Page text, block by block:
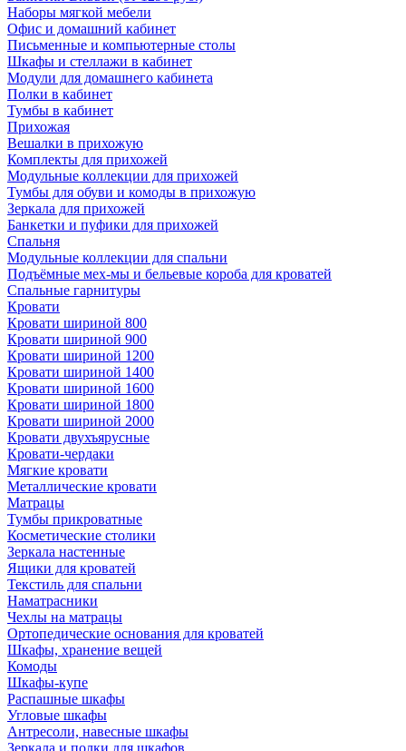
Наборы мягкой мебели
Офис и домашний кабинет
Письменные и компьютерные столы
Шкафы и стеллажи в кабинет
Модули для домашнего кабинета
Полки в кабинет
Тумбы в кабинет
Прихожая
Вешалки в прихожую
Комплекты для прихожей
Модульные коллекции для прихожей
Тумбы для обуви и комоды в прихожую
Зеркала для прихожей
Банкетки и пуфики для прихожей
Спальня
Модульные коллекции для спальни
Подъёмные мех-мы и бельевые короба для кроватей
Спальные гарнитуры
Кровати
Кровати шириной 800
Кровати шириной 900
Кровати шириной 1200
Кровати шириной 1400
Кровати шириной 1600
Кровати шириной 1800
Кровати шириной 2000
Кровати двухъярусные
Кровати-чердаки
Мягкие кровати
Металлические кровати
Матрацы
Тумбы прикроватные
Косметические столики
Зеркала настенные
Ящики для кроватей
Текстиль для спальни
Наматрасники
Чехлы на матрацы
Ортопедические основания для кроватей
Шкафы, хранение вещей
Комоды
Шкафы-купе
Распашные шкафы
Угловые шкафы
Антресоли, навесные шкафы
Зеркала и полки для шкафов